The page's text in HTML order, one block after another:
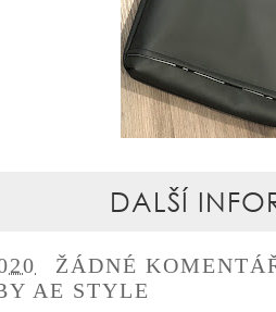
DALŠÍ
ŽÁDNÉ
AE STYLE